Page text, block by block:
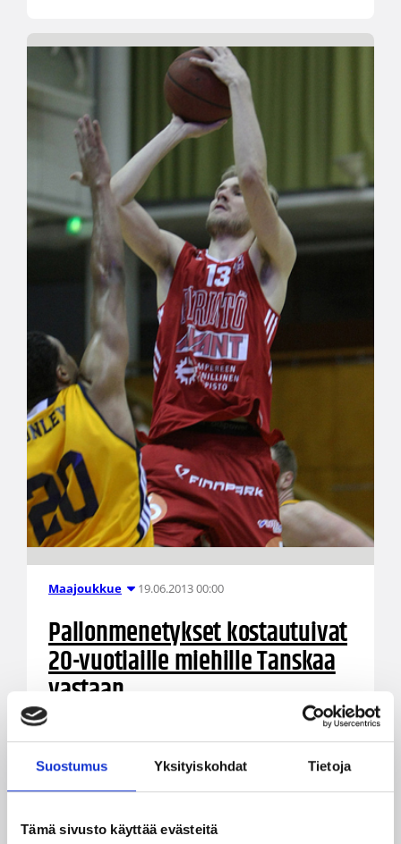
Suostumus Yksityiskohdat Tietoja
Tämä sivusto käyttää evästeitä
Maajoukkue 19.06.2013 00:00
Pallonmenetykset kostautuivat
20-vuotiaille miehille Tanskaa
vastaan
Suomen 20-vuotiaat miehet pelasivat
keskiviikkona PM-kisaottelussaan Tanskaa
vastaan merkittävästi paremmin kuin päivää
aiemmin Viroa vastaan, mutta pahoihin
Tanskan tiukasti Suomen edellä. Suomi kuroi